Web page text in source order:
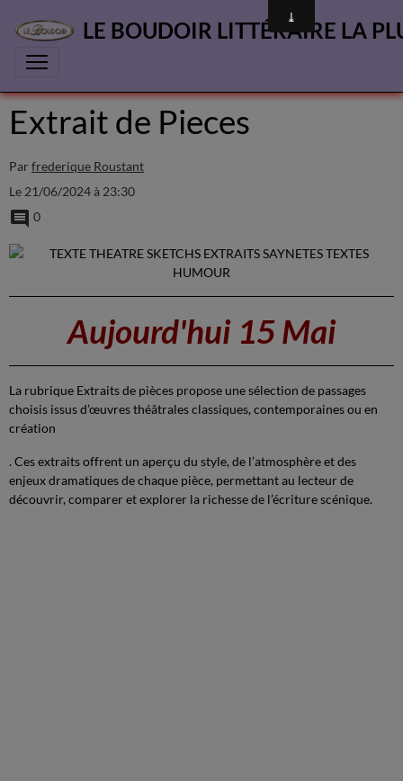
LE BOUDOIR LITTÉRAIRE LA
Extrait de Pieces
Par frederique Roustant
Le 21/06/2024à 23:30
0
Aujourd'hui 15 Mai
La rubrique Extraits de pièces propose une sélection de passages
choisis issus d’œuvres théâtrales classiques, contemporaines ou en
création
. Ces extraits offrent un aperçu du style, de l’atmosphère et des
enjeux dramatiques de chaque pièce, permettant au lecteur de
découvrir, comparer et explorer la richesse de l’écriture scénique.